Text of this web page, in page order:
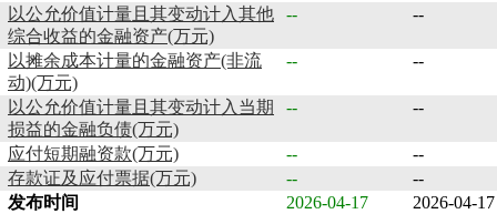
以公允价值计量且其变动计入其他
综合收益的金融资产(万元)
-- --
以摊余成本计量的金融资产(非流
动)(万元)
-- --
以公允价值计量且其变动计入当期
损益的金融负债(万元)
-- --
应付短期融资款(万元) --
--
存款证及应付票据(万元)
--
--
发布时间
2026-04-17
2026-04-17